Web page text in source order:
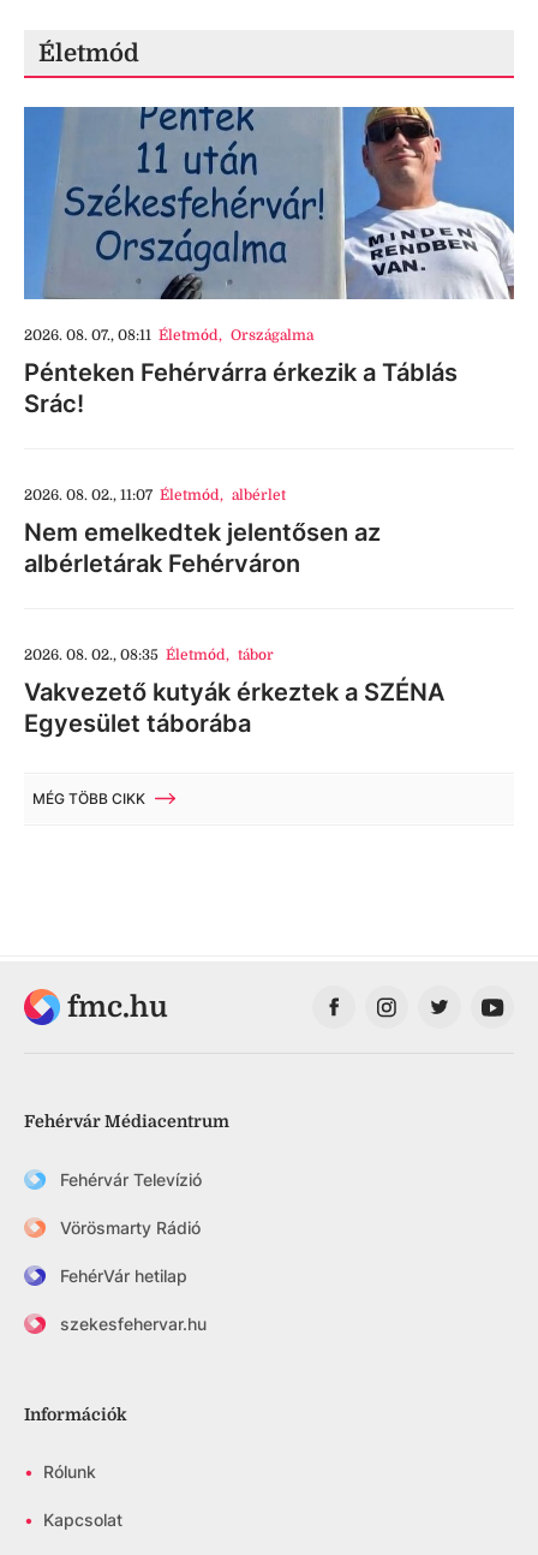
Életmód
2026. 08. 07., 08:11 Életmód, Országalma
Pénteken Fehérvárra érkezik a Táblás
Srác!
2026. 08. 02., 11:07 Életmód, albérlet
Nem emelkedtek jelentősen az
albérletárak Fehérváron
2026. 08. 02., 08:35 Életmód, tábor
Vakvezető kutyák érkeztek a SZÉNA
Egyesület táborába
MÉG TÖBB CIKK
fmc.hu
Fehérvár Médiacentrum
Fehérvár Televízió
Vörösmarty Rádió
FehérVár hetilap
szekesfehervar.hu
Információk
• Rólunk
• Kapcsolat